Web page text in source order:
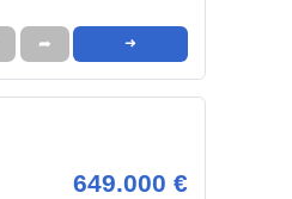
➦ ➜
649.000 €